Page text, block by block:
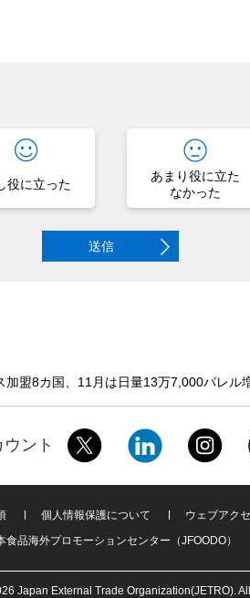
役に立った
あまり役に立た
なかった
送信
加盟8カ国、11月は日量13万7,000バレル
ント
個人情報保護について ウェブアク
食品海外プロモーションセンター（JFOODO）
Japan External Trade Organization(JETRO).